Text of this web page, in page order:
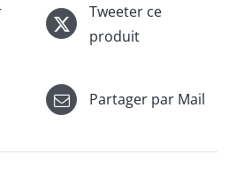
Tweeter ce
produit
Partager par Mail